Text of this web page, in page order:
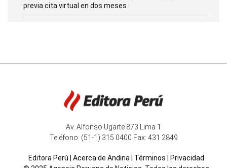
previa cita virtual en dos meses
Av. Alfonso Ugarte 873 Lima 1
Teléfono: (51-1) 315 0400 Fax: 431 2849
Editora Perú Acerca de Andina Términos
Privacidad